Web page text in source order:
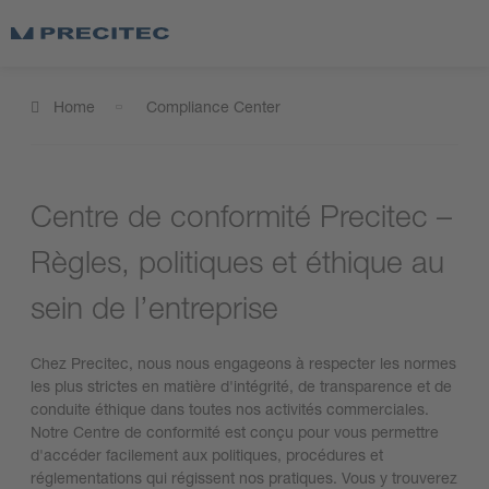
Home Compliance Center
Centre de conformité Precitec –
Règles, politiques et éthique au
sein de l’entreprise
Chez Precitec, nous nous engageons à respecter les normes
les plus strictes en matière d'intégrité, de transparence et de
conduite éthique dans toutes nos activités commerciales.
Notre Centre de conformité est conçu pour vous permettre
d'accéder facilement aux politiques, procédures et
réglementations qui régissent nos pratiques. Vous y trouverez